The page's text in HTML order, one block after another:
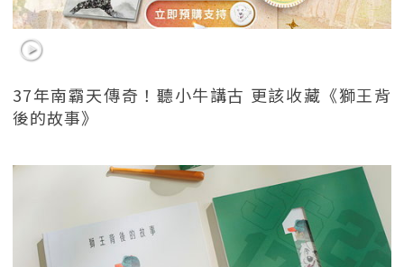
37年南霸天傳奇！聽小牛講古 更該收藏《獅王背
後的故事》